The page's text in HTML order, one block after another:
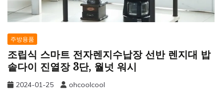
주방용품
조립식 스마트 전자렌지수납장 선반 렌지대 밥
솥다이 진열장 3단, 월넛 워시
2024-01-25 ohcoolcool